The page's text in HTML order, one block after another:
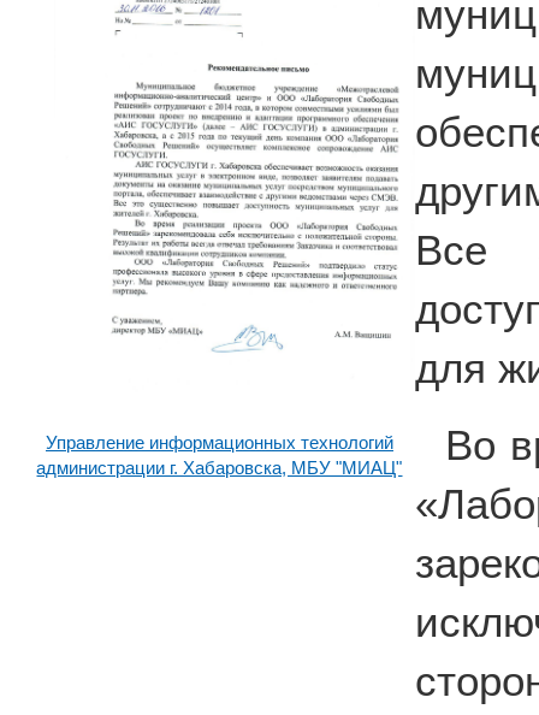
Управление информационных технологий
администрации г. Хабаровска, МБУ "МИАЦ"
Все
для
Во